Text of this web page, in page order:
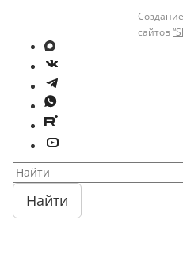
сайтов
Найти